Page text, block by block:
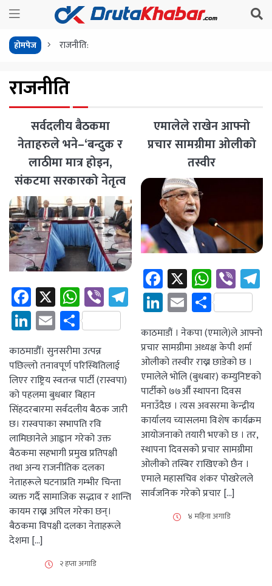
होमपेज राजनीति:
राजनीति
सर्वदलीय बैठकमा
नेताहरुले भने–‘बन्दुक र
लाठीमा मात्र होइन,
संकटमा सरकारको नेतृत्व
चाहियो’
Facebook
X WhatsApp
ViberTelegram
LinkedIn
EmailShare
काठमाडौँ। सुनसरीमा उत्पन्न
पछिल्लो तनावपूर्ण परिस्थितिलाई
लिएर राष्ट्रिय स्वतन्त्र पार्टी (रास्वपा)
को पहलमा बुधबार बिहान
सिंहदरबारमा सर्वदलीय बैठक जारी
छ। रास्वपाका सभापति रवि
लामिछानेले आह्वान गरेको उक्त
बैठकमा सहभागी प्रमुख प्रतिपक्षी
तथा अन्य राजनीतिक दलका
नेताहरूले घटनाप्रति गम्भीर चिन्ता
व्यक्त गर्दै सामाजिक सद्भाव र शान्ति
कायम राख्न अपिल गरेका छन्।
बैठकमा विपक्षी दलका नेताहरूले
देशमा […]
२ हप्ता अगाडि
एमालेले राखेन आफ्नो
प्रचार सामग्रीमा ओलीको
तस्वीर
Facebook
X
LinkedIn
EmailShare
काठमाडौं । नेकपा (एमाले)ले आफ्नो
प्रचार सामग्रीमा अध्यक्ष केपी शर्मा
ओलीको तस्वीर राख्न छाडेको छ ।
एमालेले भोलि (बुधबार) कम्युनिष्टको
पार्टीको ७७औँ स्थापना दिवस
मनाउँदैछ । त्यस अवसरमा केन्द्रीय
कार्यालय च्यासलमा विशेष कार्यक्रम
आयोजनाको तयारी भएको छ । तर,
स्थापना दिवसको प्रचार सामग्रीमा
ओलीको तस्बिर राखिएको छैन ।
एमाले महासचिव शंकर पोखरेलले
सार्वजनिक गरेको प्रचार […]
४ महिना अगाडि